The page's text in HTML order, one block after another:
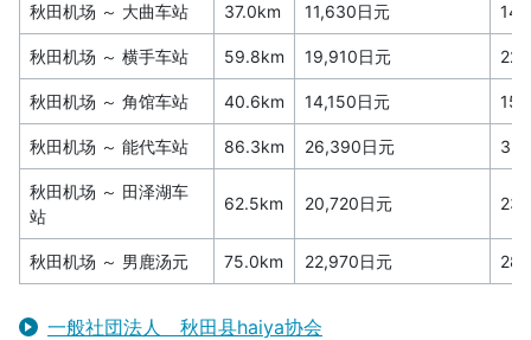
秋田机场 ～ 大曲车站 37.0km 11,630日元
秋田机场 ～ 横手车站 59.8km 19,910日元
秋田机场 ～ 角馆车站 40.6km 14,150日元
秋田机场 ～ 能代车站 86.3km 26,390日元
秋田机场 ～ 田泽湖车
站
62.5km 20,720日元
秋田机场 ～ 男鹿汤元 75.0km 22,970日元
一般社団法人 秋田县haiya协会